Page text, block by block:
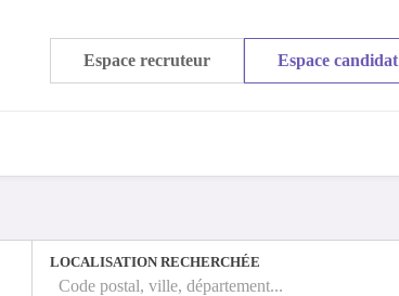
Espace recruteur Espace candidat
LOCALISATION RECHERCHÉE
Code postal, ville, département...